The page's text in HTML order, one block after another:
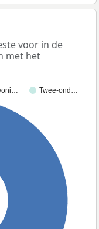
voor in de
met het
Twee-ond…